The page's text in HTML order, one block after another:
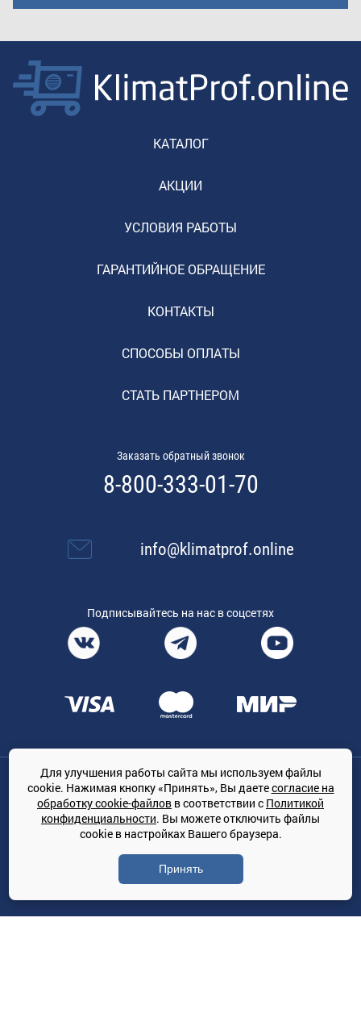
КАТАЛОГ
АКЦИИ
УСЛОВИЯ РАБОТЫ
ГАРАНТИЙНОЕ ОБРАЩЕНИЕ
КОНТАКТЫ
СПОСОБЫ ОПЛАТЫ
СТАТЬ ПАРТНЕРОМ
Заказать обратный звонок
8-800-333-01-70
info@klimatprof.online
Подписывайтесь на нас в соцсетях
Общество с ограниченной ответственностью «ТРЕЙДКОН», ОГРН:
1167847364079, 197022, г. Санкт-Петербург, проспект Медиков, 7
КЛИМАТПРОФ.ONLINE - оптовая продажа кондиционеров и
климатической техники на территории РФ
© Сайт принадлежит ООО «ТРЕЙДКОН»
Политика конфиденциальности
Для улучшения работы сайта мы используем файлы
cookie. Нажимая кнопку «Принять», Вы даетесогласие на
обработку cookie-файлов в соответствии с Политикой
конфиденциальности. Вы можете отключить файлы
cookie в настройках Вашего браузера.
Принять